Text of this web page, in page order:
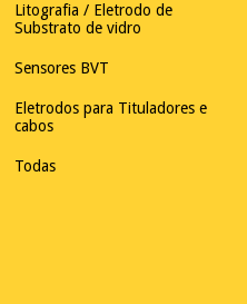
Litografia / Eletrodo de
Substrato de vidro
Sensores BVT
Eletrodos para Tituladores e
cabos
Todas